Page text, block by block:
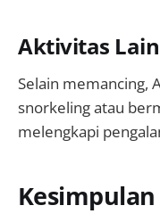
Aktivitas
Selain memancing,
snorkeling atau
melengkapi
Kesimpulan